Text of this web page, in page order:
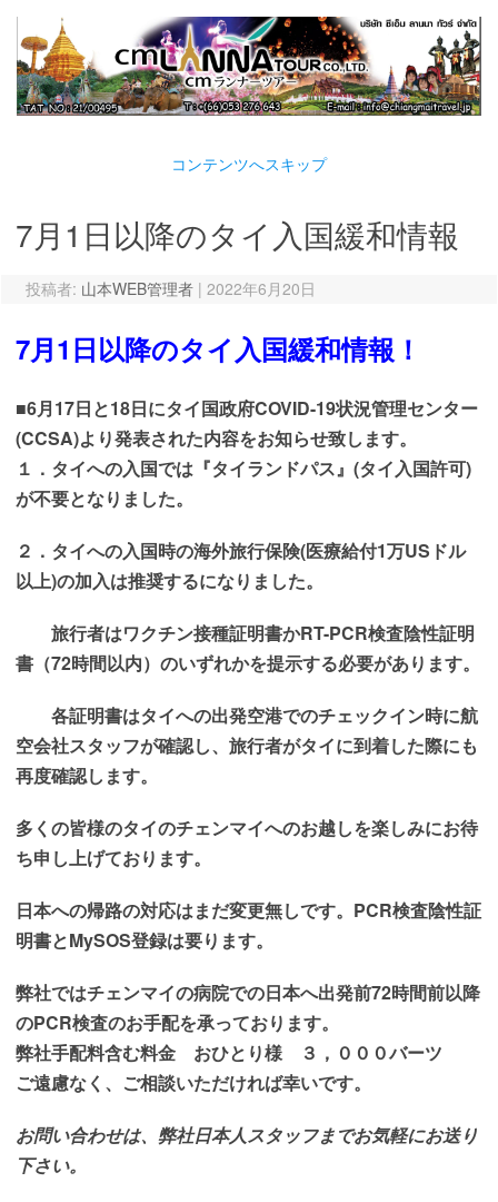
コンテンツへスキップ
7月1日以降のタイ入国緩和情報
投稿者: 山本WEB管理者 | 2022年6月20日
7月1日以降のタイ入国緩和情報！
■6月17日と18日にタイ国政府COVID-19状況管理センター
(CCSA)より発表された内容をお知らせ致します。
１．タイへの入国では『タイランドパス』(タイ入国許可)
が不要となりました。
２．タイへの入国時の海外旅行保険(医療給付1万USドル
以上)の加入は推奨するになりました。
旅行者はワクチン接種証明書かRT-PCR検査陰性証明
書（72時間以内）のいずれかを提示する必要があります。
各証明書はタイへの出発空港でのチェックイン時に航
空会社スタッフが確認し、 旅行者がタイに到着した際にも
再度確認します。
多くの皆様のタイのチェンマイへのお越しを楽しみにお待
ち申し上げております。
日本への帰路の対応はまだ変更無しです。PCR検査陰性証
明書とMySOS登録は要ります。
弊社ではチェンマイの病院での日本へ出発前72時間前以降
のPCR検査のお手配を承っております。
弊社手配料含む料金 おひとり様 ３，０００バーツ
ご遠慮なく、ご相談いただければ幸いです。
お問い合わせは、弊社日本人スタッフまでお気軽にお送り
下さい。